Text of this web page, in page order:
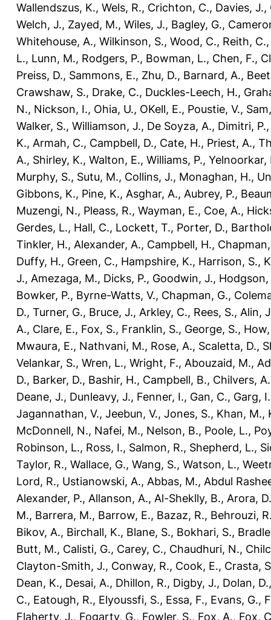
Wallendszus, K., Wels, R., Crichton, C., Davies, J.,
Welch, J., Zayed, M., Wiles, J., Bagley, G.,
Whitehouse, A., Wilkinson, S., Wood, C., Reith, C.
L., Lunn, M., Rodgers, P., Bowman, L., Chen, F.,
Preiss, D., Sammons, E., Zhu, D., Barnard, A.,
Crawshaw, S., Drake, C., Duckles-Leech, H.,
N., Nickson, I., Ohia, U., OKell, E., Poustie, V.,
Walker, S., Williamson, J., De Soyza, A., Dimitri, P.
K., Armah, C., Campbell, D., Cate, H., Priest, A.,
A., Shirley, K., Walton, E., Williams, P., Yelnoorkar,
Murphy, S., Sutu, M., Collins, J., Monaghan, H.,
Gibbons, K., Pine, K., Asghar, A., Aubrey, P.,
Muzengi, N., Pleass, R., Wayman, E., Coe, A.,
Gerdes, L., Hall, C., Lockett, T., Porter, D.,
Tinkler, H., Alexander, A., Campbell, H.,
Duffy, H., Green, C., Hampshire, K., Harrison, S.,
J., Amezaga, M., Dicks, P., Goodwin, J., Hodgson,
Bowker, P., Byrne-Watts, V., Chapman, G.,
D., Turner, G., Bruce, J., Arkley, C., Rees, S., Alin,
A., Clare, E., Fox, S., Franklin, S., George, S.,
Mwaura, E., Nathvani, M., Rose, A., Scaletta, D.,
Velankar, S., Wren, L., Wright, F., Abouzaid, M.,
D., Barker, D., Bashir, H., Campbell, B., Chilvers, A.
Deane, J., Dunleavy, J., Fenner, I., Gan, C., Garg, I.
Jagannathan, V., Jeebun, V., Jones, S., Khan, M.,
McDonnell, N., Nafei, M., Nelson, B., Poole, L.,
Robinson, L., Ross, I., Salmon, R., Shepherd, L.,
Taylor, R., Wallace, G., Wang, S., Watson, L.,
Lord, R., Ustianowski, A., Abbas, M., Abdul
Alexander, P., Allanson, A., Al-Sheklly, B., Arora, D.
M., Barrera, M., Barrow, E., Bazaz, R., Behrouzi,
Bikov, A., Birchall, K., Blane, S., Bokhari, S.,
Butt, M., Calisti, G., Carey, C., Chaudhuri, N.,
Clayton-Smith, J., Conway, R., Cook, E., Crasta,
Dean, K., Desai, A., Dhillon, R., Digby, J., Dolan, D.
C., Eatough, R., Elyoussfi, S., Essa, F., Evans, G.,
Flaherty, J., Fogarty, G., Fowler, S., Fox, A., Fox,